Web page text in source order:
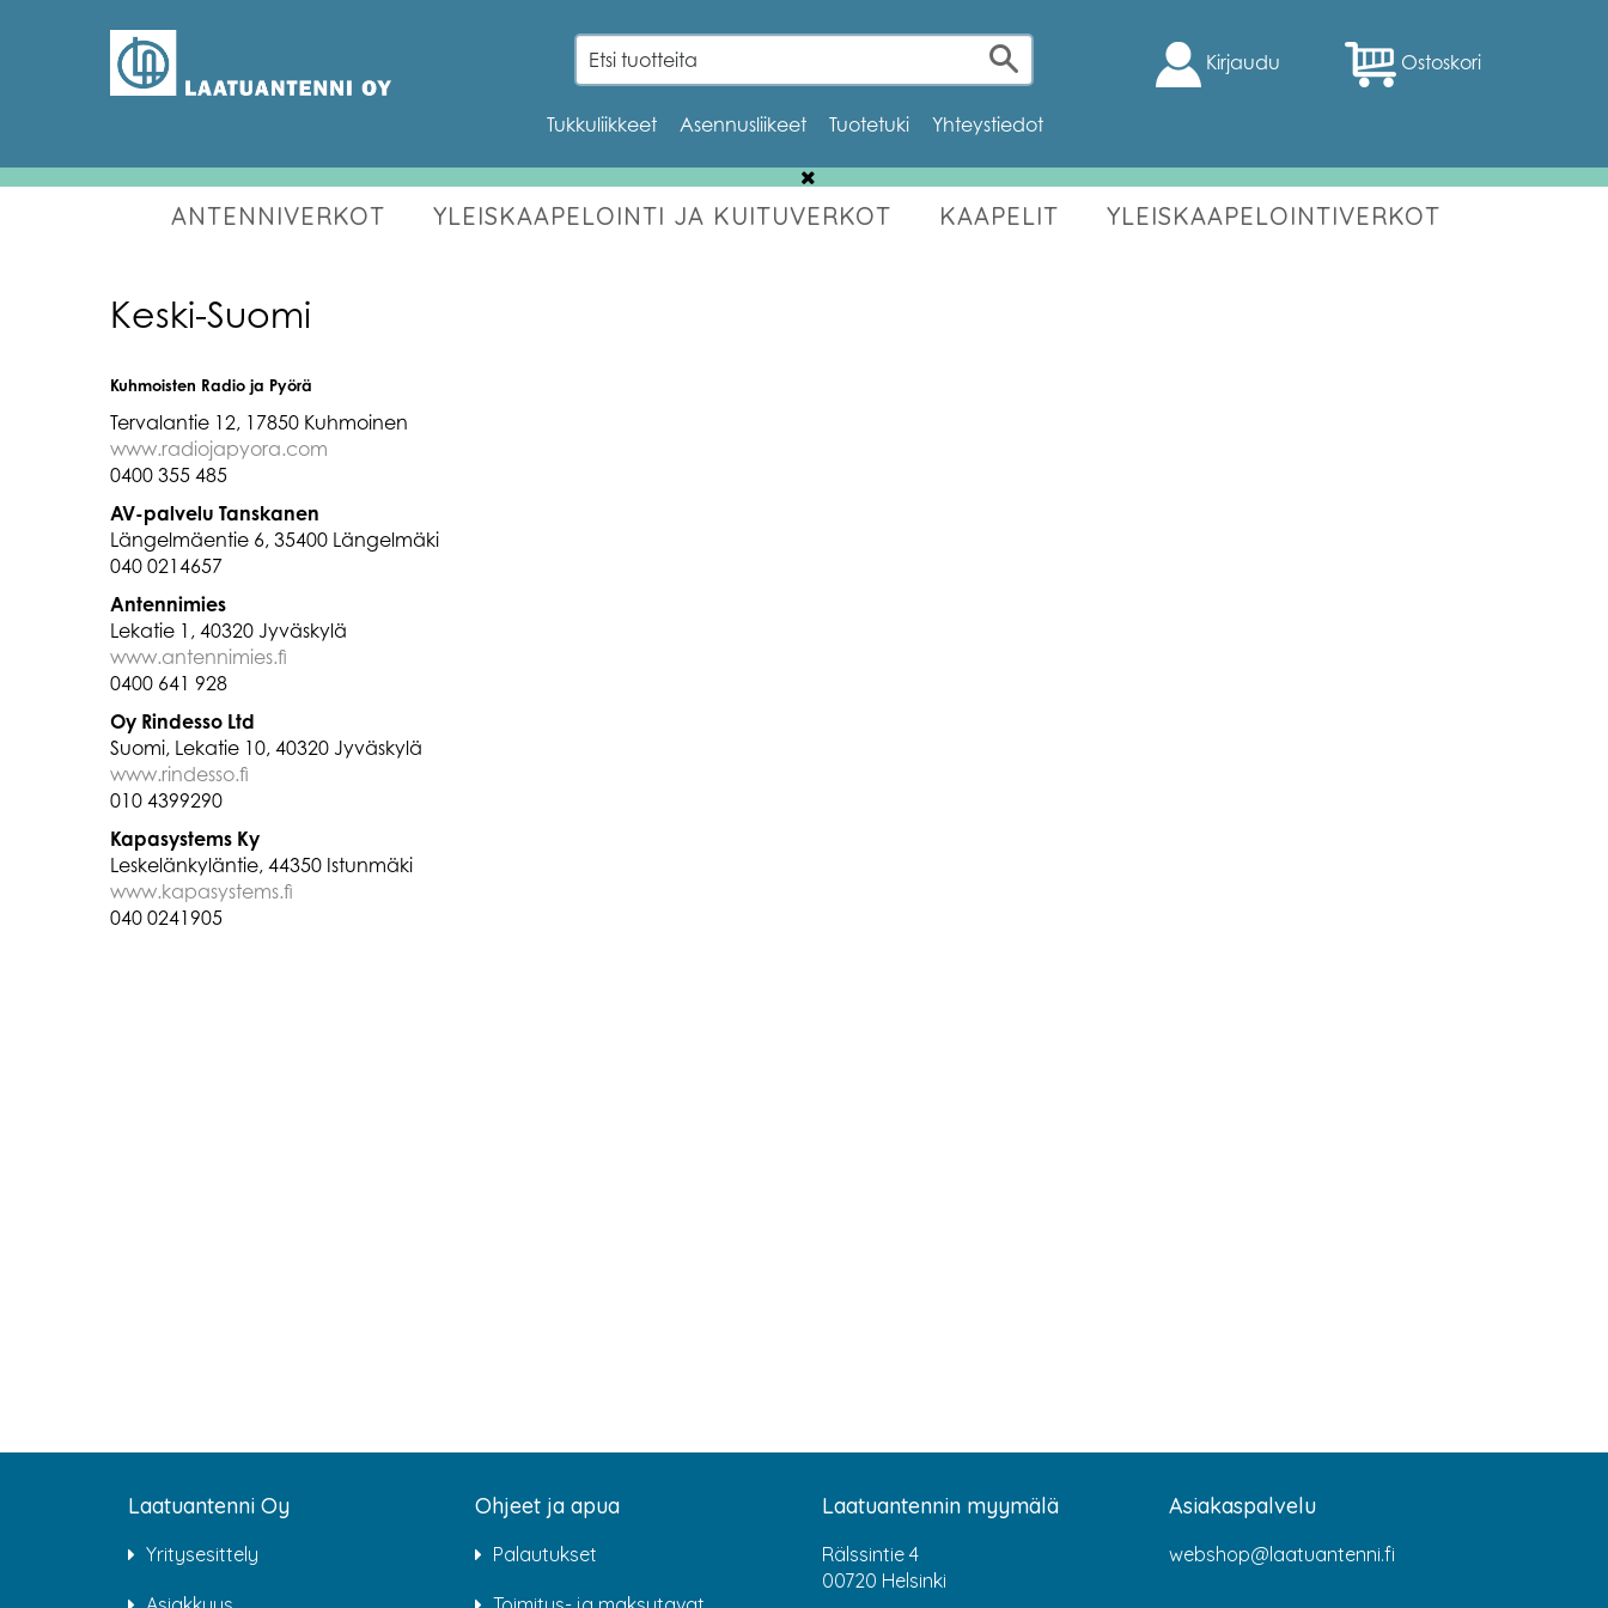
Kirjaudu Ostoskori
Tukkuliikkeet Asennusliikeet Tuotetuki Yhteystiedot
ANTENNIVERKOT YLEISKAAPELOINTI JA KUITUVERKOT KAAPELIT
YLEISKAAPELOINTIVERKOT
Keski-Suomi
Kuhmoisten Radio ja Pyörä
Tervalantie 12, 17850 Kuhmoinen
www.radiojapyora.com
0400 355 485
AV-palvelu Tanskanen
Längelmäentie 6, 35400 Längelmäki
040 0214657
Antennimies
Lekatie 1, 40320 Jyväskylä
www.antennimies.fi
0400 641 928
Oy Rindesso Ltd
Suomi, Lekatie 10, 40320 Jyväskylä
www.rindesso.fi
010 4399290
Kapasystems Ky
Leskelänkyläntie, 44350 Istunmäki
www.kapasystems.fi
040 0241905
Laatuantenni Oy
Yritysesittely
Ohjeet ja apua
Palautukset
Laatuantennin myymälä
Rälssintie 4
00720 Helsinki
Asiakaspalvelu
webshop@laatuantenni.fi